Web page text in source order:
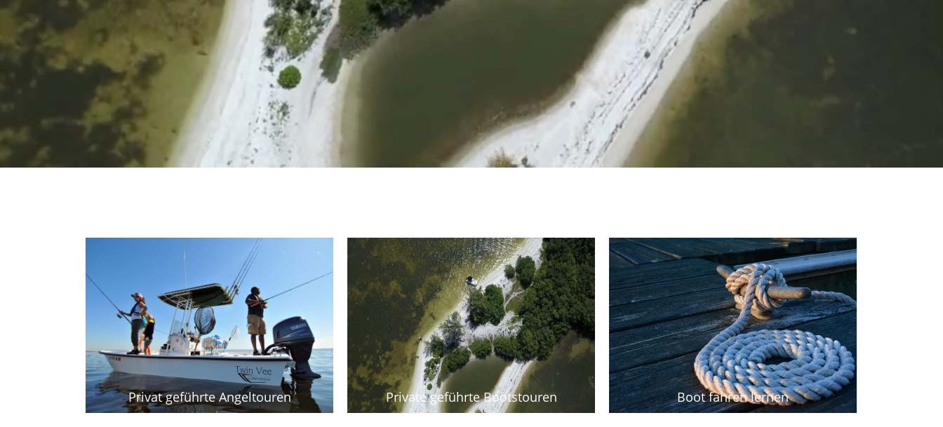
Privat geführte Angeltouren Private geführte Bootstouren Boot fahren lernen